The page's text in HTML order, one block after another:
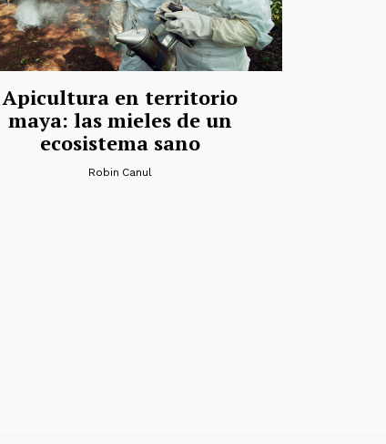
Apicultura en territorio
maya: las mieles de un
ecosistema sano
Robin Canul